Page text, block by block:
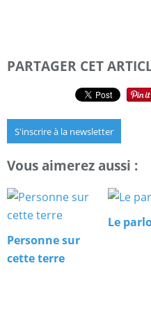
PARTAGER CET
S'inscrire à la newsletter
Vous aimerez aussi :
Personne sur
cette terre
Le